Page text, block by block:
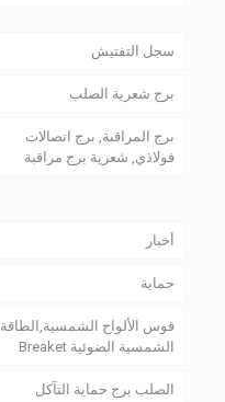
سجل التفتيش
برج شعرية الصلب
برج المراقبة, برج اتصالات
فولاذي, شعرية برج مراقبة
أخبار
حماية
قوس الألواح الشمسية,الطاقة
الشمسية الضوئية Breaket
الصلب برج حماية التآكل